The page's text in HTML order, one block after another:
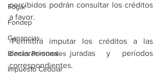
Fogar
Fondep
Ganancias
Bienes Personales
Impuesto Cedular
percibidos podrán consultar los créditos
a favor.
-Permitirá imputar los créditos a las
declaraciones juradas y períodos
correspondientes.